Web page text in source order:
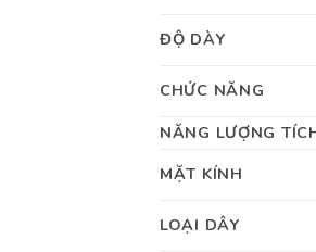
ĐỘ DÀY
CHỨC NĂNG
NĂNG LƯỢNG
MẶT KÍNH
LOẠI DÂY